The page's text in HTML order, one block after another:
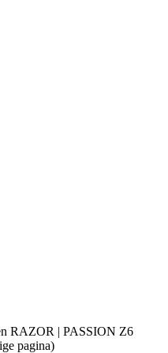
RAZOR | PASSION Z6
pagina)